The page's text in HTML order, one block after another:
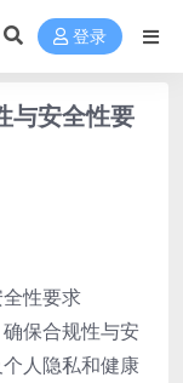
登录
与安全性要
保合规性与安
人隐私和健康